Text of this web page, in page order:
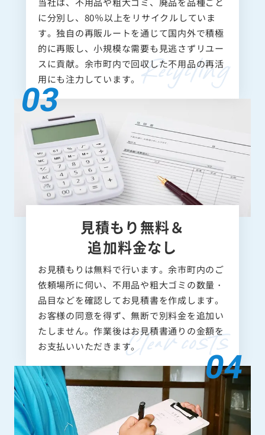
当社は、不用品や粗大ゴミ、廃品を品種ごと
に分別し、80％以上をリサイクルしていま
す。独自の再販ルートを通じて国内外で積極
的に再販し、小規模な需要も見逃さずリユー
スに貢献。余市町内で回収した不用品の再活
用にも注力しています。
見積もり無料＆
追加料金なし
お見積もりは無料で行います。余市町内のご
依頼場所に伺い、不用品や粗大ゴミの数量・
品目などを確認してお見積書を作成します。
お客様の同意を得ず、無断で別料金を追加い
たしません。作業後はお見積書通りの金額を
お支払いいただきます。